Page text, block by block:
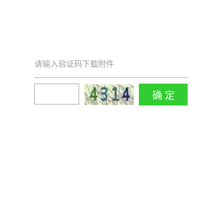
请输入验证码下载附件